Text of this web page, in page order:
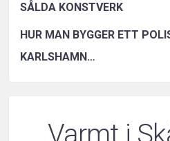
SÅLDA KONSTVERK
HUR MAN BYGGER ETT
KARLSHAMN…